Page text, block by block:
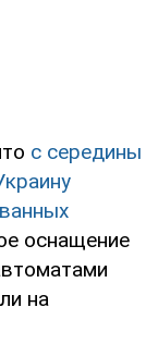
с середины
оснащение
на